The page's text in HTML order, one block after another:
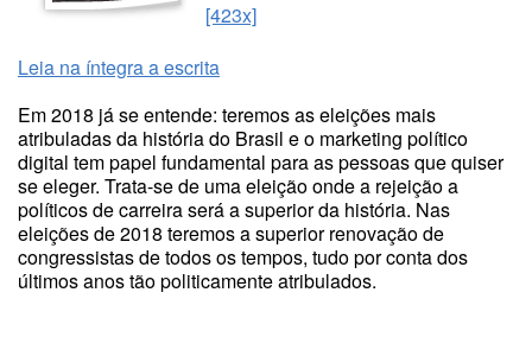
[423x]
Leia na íntegra a escrita
Em 2018 já se entende: teremos as eleições mais
atribuladas da história do Brasil e o marketing político
digital tem papel fundamental para as pessoas que quiser
se eleger. Trata-se de uma eleição onde a rejeição a
políticos de carreira será a superior da história. Nas
eleições de 2018 teremos a superior renovação de
congressistas de todos os tempos, tudo por conta dos
últimos anos tão politicamente atribulados.